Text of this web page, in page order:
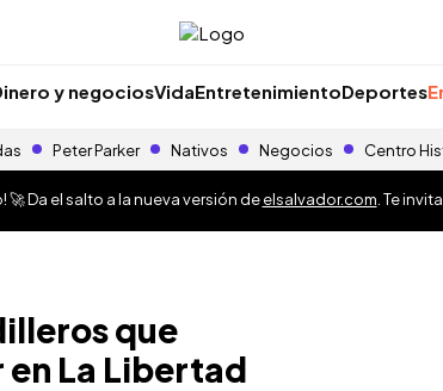
y negociosVidaEntretenimientoDeportes
Peter Parker Nativos Negocios Centro
Da el salto a la nueva versión deelsalvador.com . Te
que
La Libertad